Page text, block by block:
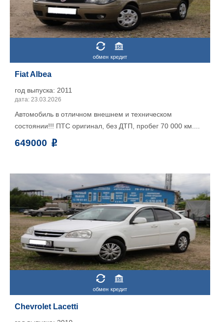
обмен кредит
Fiat Albea
год выпуска: 2011
дата: 23.03.2026
Автомобиль в отличном внешнем и техническом
состоянии!!! ПТС оригинал, без ДТП, пробег 70 000 км....
649000
обмен кредит
Chevrolet Lacetti